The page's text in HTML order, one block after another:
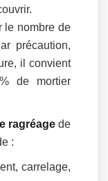
le nombre de
précaution,
il convient
de mortier
ragréagede
:
carrelage,